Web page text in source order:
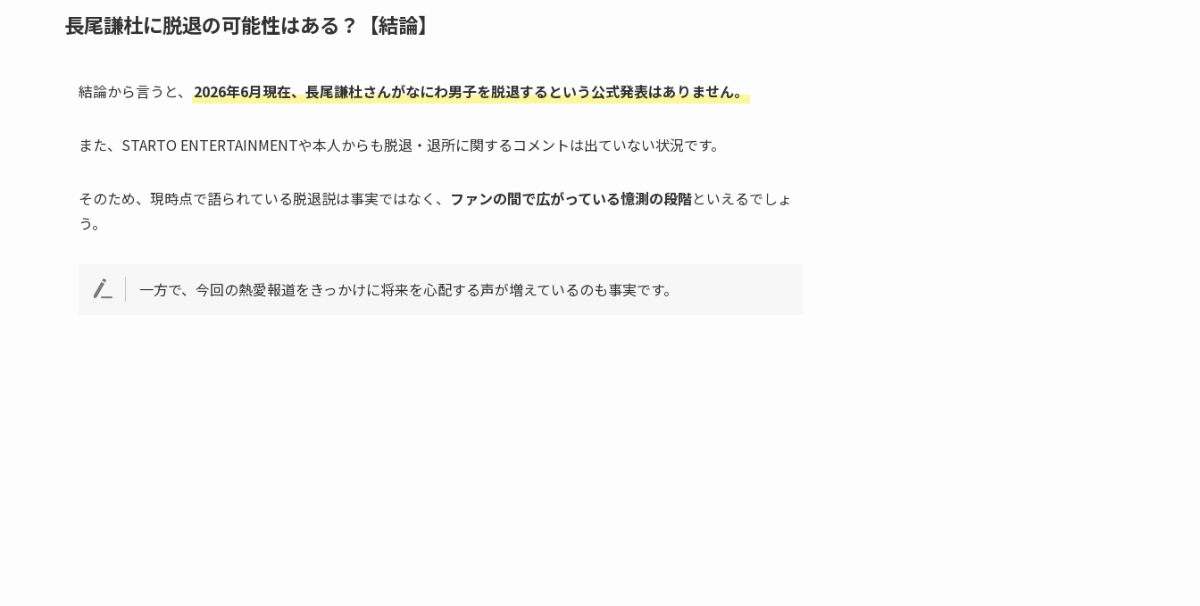
長尾謙杜に脱退の可能性はある？【結論】
結論から言うと、 2026年6月現在、長尾謙杜さんがなにわ男子を脱退するという公式発表はありません。
また、STARTO ENTERTAINMENTや本人からも脱退・退所に関するコメントは出ていない状況です。
そのため、現時点で語られている脱退説は事実ではなく、 ファンの間で広がっている憶測の段階といえるでしょ
う。
一方で、今回の熱愛報道をきっかけに将来を心配する声が増えているのも事実です。